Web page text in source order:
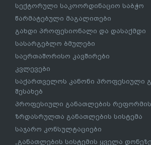
სექტორული საკოორდინაციო საბჭო
წარმატებული მაგალითები
გახდი პროფესიონალი და დასაქმდი
სასარგებლო ბმულები
საერთაშორისო კავშირები
კვლევები
საქართველოს კანონი პროფესიული
შესახებ
პროფესიული განათლების რეფორმის
ზრდასრულთა განათლების სისტემა
საჯარო კონსულტაციები
„განათლების სისტემის ყველა